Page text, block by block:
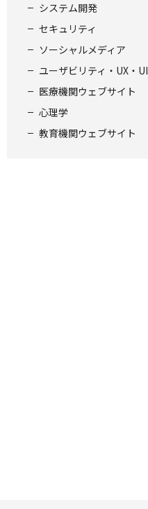
システム開発
セキュリティ
ソーシャルメディア
ユーザビリティ・UX・UI
医療機関ウェブサイト
心理学
教育機関ウェブサイト